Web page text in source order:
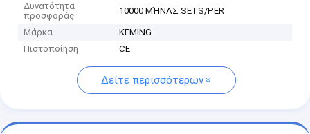
Δυνατότητα
προσφοράς
10000 ΜΉΝΑΣ SETS/PER
Μάρκα
KEMING
Πιστοποίηση
CE
Δείτε περισσότερων